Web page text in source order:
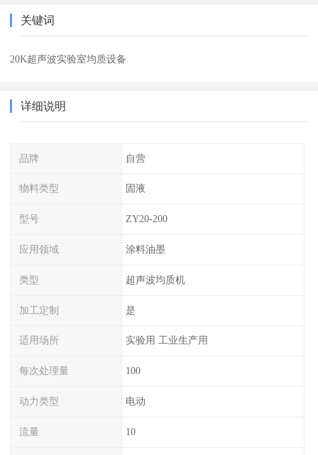
关键词
20K超声波实验室均质设备
详细说明
品牌 自营
物料类型 固液
型号 ZY20-200
应用领域 涂料油墨
类型 超声波均质机
加工定制 是
适用场所 实验用 工业生产用
每次处理量 100
动力类型 电动
流量 10